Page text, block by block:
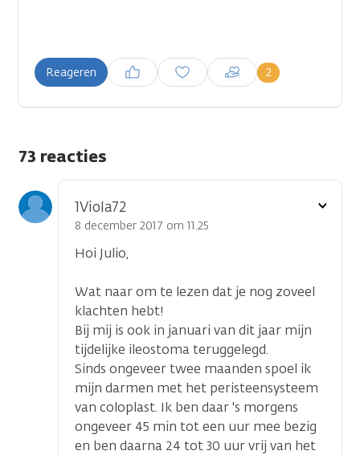
Reageren 2
Inloggen om een reactie te
plaatsen
73 reacties
1Viola72
8 december 2017 om 11.25
Hoi Julio,
Wat naar om te lezen dat je nog zoveel
klachten hebt!
Bij mij is ook in januari van dit jaar mijn
tijdelijke ileostoma teruggelegd.
Sinds ongeveer twee maanden spoel ik
mijn darmen met het peristeensysteem
van coloplast. Ik ben daar 's morgens
ongeveer 45 min tot een uur mee bezig
en ben daarna 24 tot 30 uur vrij van het
Toon